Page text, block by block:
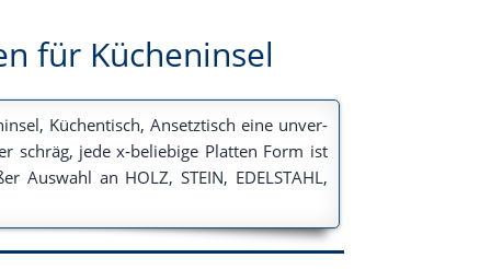
für Kücheninsel
Küchen­tisch, Ansetz­tisch eine unver­
schräg, jede x‑beliebige Plat­ten Form ist
Aus­wahl an HOLZ, STEIN, EDELSTAHL,